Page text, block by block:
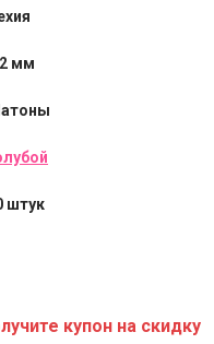
мм
штук
купон на скидку